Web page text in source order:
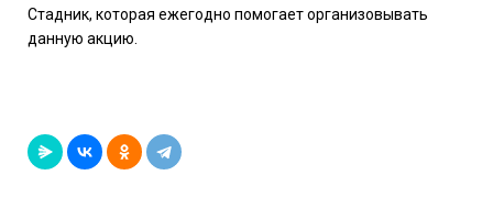
Стадник, которая ежегодно помогает организовывать
данную акцию.